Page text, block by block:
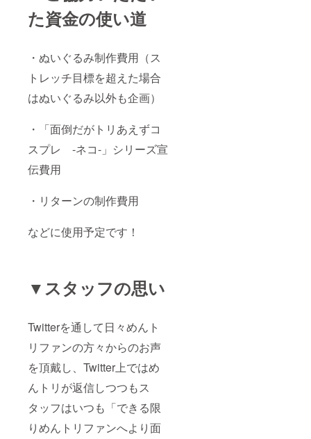
た資金の使い道
・ぬいぐるみ制作費用（ス
トレッチ目標を超えた場合
はぬいぐるみ以外も企画）
・「面倒だがトリあえずコ
スプレ -ネコ-」シリーズ宣
伝費用
・リターンの制作費用
などに使用予定です！
▼スタッフの思い
Twitterを通して日々めんト
リファンの方々からのお声
を頂戴し、Twitter上ではめ
んトリが返信しつつもス
タッフはいつも「できる限
りめんトリファンへより面